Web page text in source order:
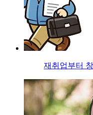
재취업부터